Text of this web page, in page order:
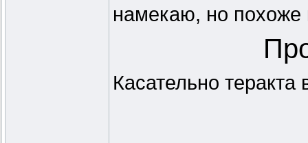
намекаю, но похоже
Касательно теракта